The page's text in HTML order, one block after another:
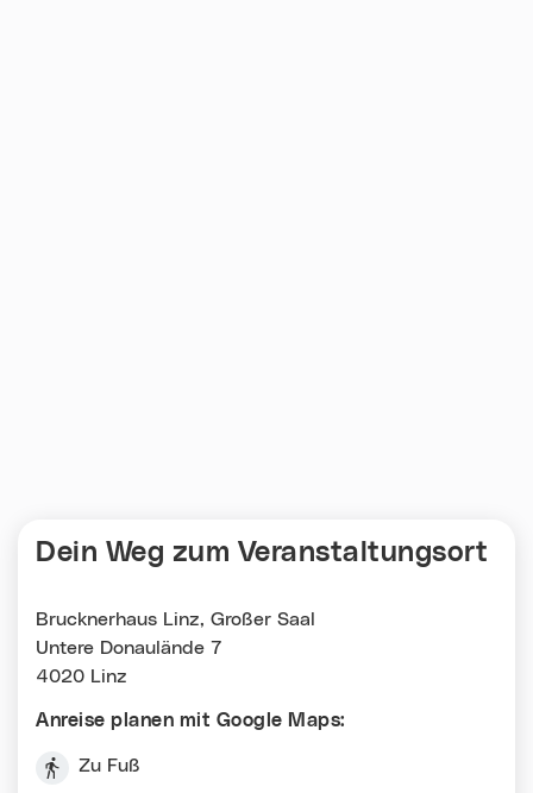
Dein Weg zum Veranstaltungsort
Brucknerhaus Linz, Großer Saal
Untere Donaulände 7
4020 Linz
Anreise planen mit Google Maps:
Zu Fuß